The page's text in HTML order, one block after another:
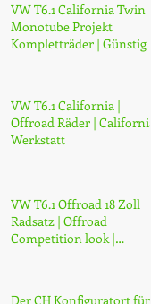
VW T6.1 California Twin
Monotube Projekt
Kompletträder | Günstig |
VW T6.1 California |
Offroad Räder | California
Werkstatt
VW T6.1 Offroad 18 Zoll
Radsatz | Offroad
Competition look |
Der CH Konfiguratort für